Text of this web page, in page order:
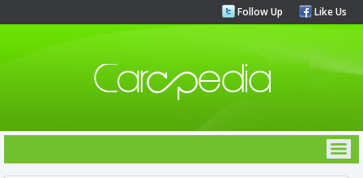
Follow Up Like Us